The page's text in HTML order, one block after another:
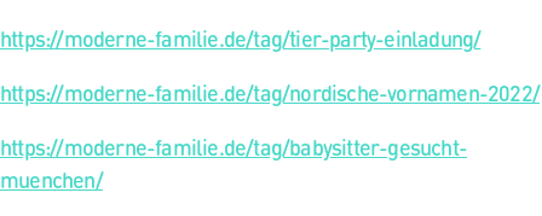
https://moderne-familie.de/tag/tier-party-einladung/
https://moderne-familie.de/tag/nordische-vornamen-2022/
https://moderne-familie.de/tag/babysitter-gesucht-
muenchen/